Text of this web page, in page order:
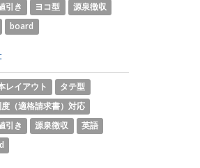
引き ヨコ型
源泉徴収
board
レイアウト
タテ型
（適格請求書）対応
引き 源泉徴収
英語